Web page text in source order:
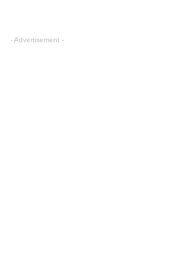
- Advertisement -